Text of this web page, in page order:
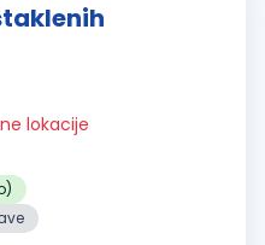
lokacije